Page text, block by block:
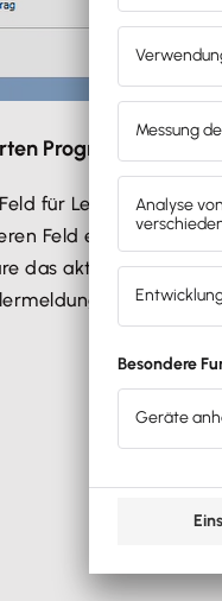
Programm-
für
Feld eingetragen
das aktuelle Datum
beim E-